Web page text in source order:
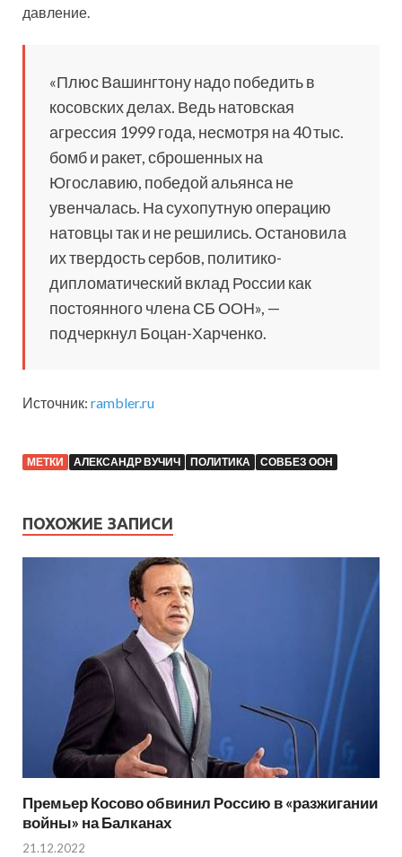
давление.
«Плюс Вашингтону надо победить в
косовских делах. Ведь натовская
агрессия 1999 года, несмотря на 40 тыс.
бомб и ракет, сброшенных на
Югославию, победой альянса не
увенчалась. На сухопутную операцию
натовцы так и не решились. Остановила
их твердость сербов, политико-
дипломатический вклад России как
постоянного члена СБ ООН», —
подчеркнул Боцан-Харченко.
Источник: rambler.ru
МЕТКИ АЛЕКСАНДР ВУЧИЧ ПОЛИТИКА СОВБЕЗ ООН
ПОХОЖИЕ ЗАПИСИ
Премьер Косово обвинил Россию в «разжигании
войны» на Балканах
21.12.2022